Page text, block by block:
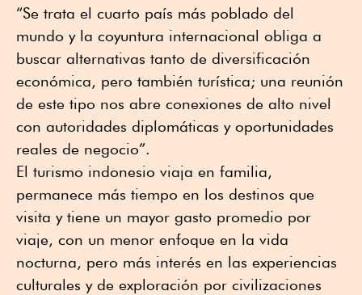
“Se trata el cuarto país más poblado del
mundo y la coyuntura internacional obliga a
buscar alternativas tanto de diversificación
económica, pero también turística; una reunión
de este tipo nos abre conexiones de alto nivel
con autoridades diplomáticas y oportunidades
reales de negocio”.
El turismo indonesio viaja en familia,
permanece más tiempo en los destinos que
visita y tiene un mayor gasto promedio por
viaje, con un menor enfoque en la vida
nocturna, pero más interés en las experiencias
culturales y de exploración por civilizaciones